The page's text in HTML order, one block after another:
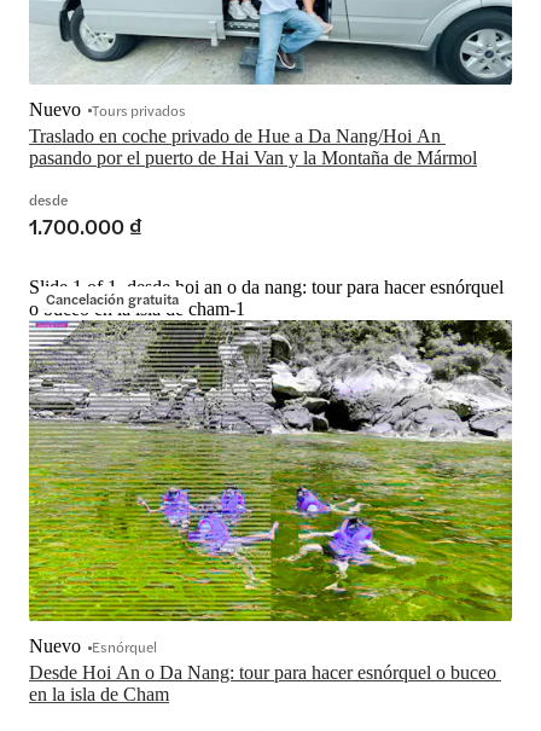
Traslado en coche privado de Hue a Da Nang/Hoi An
pasando por el puerto de Hai Van y la Montaña de Mármol
Nuevo Tours privados
desde
1.700.000 ₫
Cancelación gratuita
Slide 1 of 1, desde hoi an o da nang: tour para hacer esnórquel
o buceo en la isla de cham-1
Desde Hoi An o Da Nang: tour para hacer esnórquel o buceo
en la isla de Cham
Nuevo Esnórquel